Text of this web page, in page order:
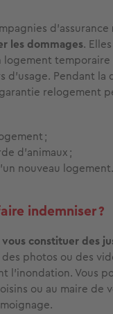
d’assurance
les dommages.
temporaire
d’usage. Pendant la
relogement
;
d’animaux ;
nouveau logement.
indemniser ?
vous constituer des
photos ou des
l’inondation. Vous
ou au maire de